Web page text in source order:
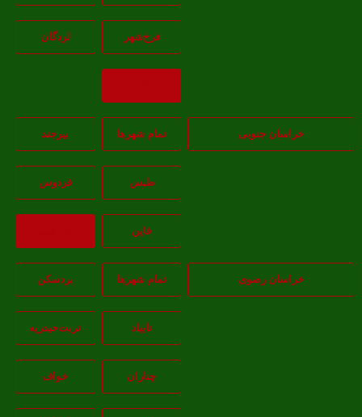
فرخ‌شهر لردگان
خراسان جنوبی تمام شهر‌ها بيرجند
طبس فردوس
قاين
خراسان رضوی تمام شهر‌ها بردسکن
تایباد تربت‌حیدریه
چناران خواف